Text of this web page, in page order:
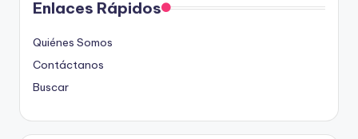
Enlaces Rápidos
Quiénes Somos
Contáctanos
Buscar